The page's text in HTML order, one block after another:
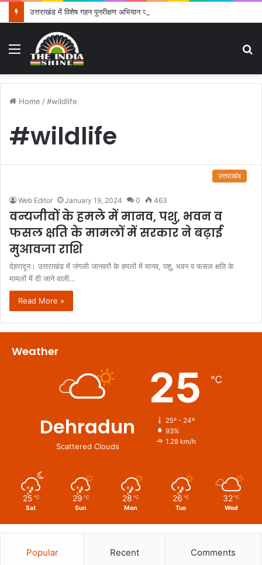
Menu
Home /#wildlife
#wildlife
उत्तराखंड
Web Editor January 19, 2024 0 463
वन्यजीवों के हमले में मानव, पशु, भवन व
फसल क्षति के मामलों में सरकार ने बढ़ाई
मुआवजा राशि
देहरादून। उत्तराखंड में जंगली जानवरों के हमलों में मानव, पशु, भवन व फसल क्षति के
मामलों में दी जाने वाली…
Read More »
Weather
Dehradun
Scattered Clouds
25 ℃
25º - 24º
93%
1.28 km/h
25 ℃
Sat
29 ℃
Sun
28 ℃
Mon
26 ℃
Tue
32 ℃
Wed
Popular Recent Comments